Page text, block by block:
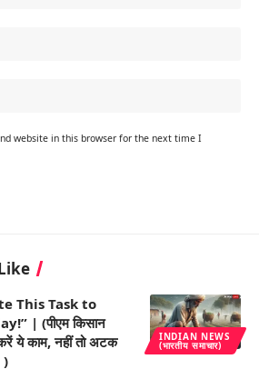
website in this browser for the next time I
INDIAN NEWS
(भारतीय समाचार)
This Task to
| (पीएम किसान
ये काम, नहीं तो अटक
)